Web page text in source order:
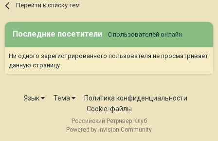
Перейти к списку тем
Последние посетители 0 пользователей онлайн
Ни одного зарегистрированного пользователя не просматривает
данную страницу
Язык Тема
Политика конфиденциальности
Cookie-файлы
Российский Ретривер Клуб
Powered by Invision Community